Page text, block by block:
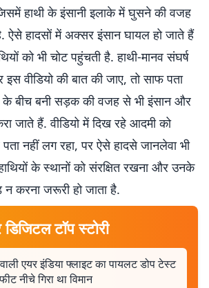
हाथी के इंसानी इलाके में घुसने की वजह
ऐसे हादसों में अक्सर इंसान घायल हो जाते हैं
को भी चोट पहुंचती है. हाथी-मानव संघर्ष
वीडियो की बात की जाए, तो साफ पता
के बीच बनी सड़क की वजह से भी इंसान और
जाते हैं. वीडियो में दिख रहे आदमी को
नहीं लग रहा, पर ऐसे हादसे जानलेवा भी
के स्थानों को संरक्षित रखना और उनके
न करना जरूरी हो जाता है.
टॉप स्टोरी
एयर इंडिया फ्लाइट का पायलट डोप टेस्ट
नीचे गिरा था विमान